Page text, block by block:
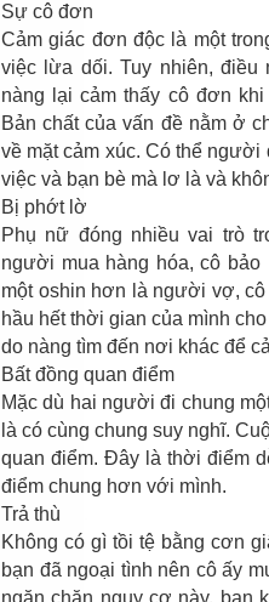
Sự cô đơn
Cảm giác đơn độc là một
việc lừa dối. Tuy nhiên,
nàng lại cảm thấy cô đơn
Bản chất của vấn đề nằm ở
về mặt cảm xúc. Có thể người
việc và bạn bè mà lơ là và
Bị phớt lờ
Phụ nữ đóng nhiều vai trò
người mua hàng hóa, cô
một oshin hơn là người vợ,
hầu hết thời gian của mình
do nàng tìm đến nơi khác để
Bất đồng quan điểm
Mặc dù hai người đi chung
là có cùng chung suy nghĩ.
quan điểm. Đây là thời điểm
điểm chung hơn với mình.
Trả thù
Không có gì tồi tệ bằng cơn
bạn đã ngoại tình nên cô ấy
ngăn chặn nguy cơ này, bạn